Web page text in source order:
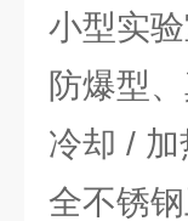
小型实
防爆型
冷却 /
全不锈